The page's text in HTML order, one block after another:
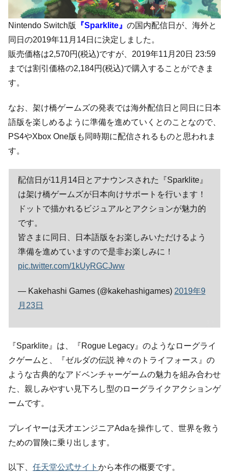
Nintendo Switch版 『Sparklite』 の国内配信日が、海外と
同日の2019年11月14日に決定しました。
販売価格は2,570円(税込)ですが、2019年11月20日 23:59
までは割引価格の2,184円(税込)で購入することができま
す。
なお、架け橋ゲームズの発表では海外配信日と同日に日本
語版を楽しめるように準備を進めていくとのことなので、
PS4やXbox One版も同時期に配信されるものと思われま
す。
配信日が11月14日とアナウンスされた『Sparklite』
は架け橋ゲームズが日本向けサポートを行います！
ドットで描かれるビジュアルとアクションが魅力的
です。
皆さまに同日、日本語版をお楽しみいただけるよう
準備を進めていますので是非お楽しみに！
pic.twitter.com/1kUyRGCJww
— Kakehashi Games (@kakehashigames) 2019年9
月23日
『Sparklite』は、『Rogue Legacy』のようなローグライ
クゲームと、『ゼルダの伝説 神々のトライフォース』の
ような古典的なアドベンチャーゲームの魅力を組み合わせ
た、親しみやすい見下ろし型のローグライクアクションゲ
ームです。
プレイヤーは天才エンジニアAdaを操作して、世界を救う
ための冒険に乗り出します。
以下、 任天堂公式サイト から本作の概要です。